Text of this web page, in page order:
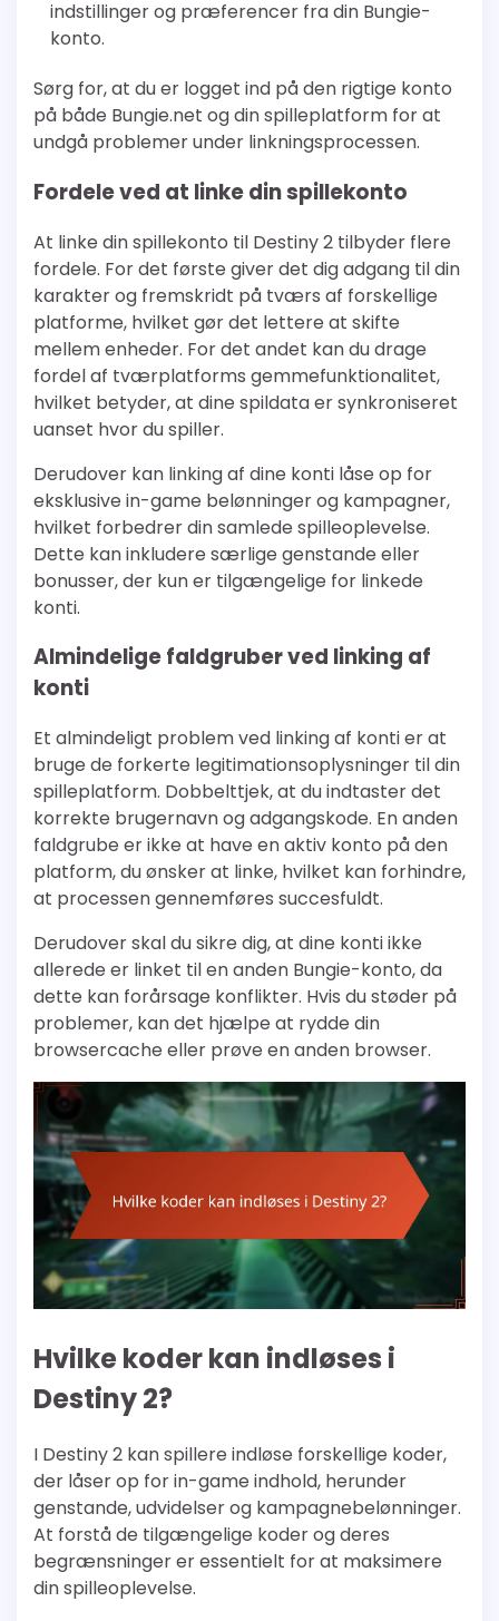
indstillinger og præferencer fra din Bungie-
konto.
Sørg for, at du er logget ind på den rigtige konto
på både Bungie.net og din spilleplatform for at
undgå problemer under linkningsprocessen.
Fordele ved at linke din spillekonto
At linke din spillekonto til Destiny 2 tilbyder flere
fordele. For det første giver det dig adgang til din
karakter og fremskridt på tværs af forskellige
platforme, hvilket gør det lettere at skifte
mellem enheder. For det andet kan du drage
fordel af tværplatforms gemmefunktionalitet,
hvilket betyder, at dine spildata er synkroniseret
uanset hvor du spiller.
Derudover kan linking af dine konti låse op for
eksklusive in-game belønninger og kampagner,
hvilket forbedrer din samlede spilleoplevelse.
Dette kan inkludere særlige genstande eller
bonusser, der kun er tilgængelige for linkede
konti.
Almindelige faldgruber ved linking af
konti
Et almindeligt problem ved linking af konti er at
bruge de forkerte legitimationsoplysninger til din
spilleplatform. Dobbelttjek, at du indtaster det
korrekte brugernavn og adgangskode. En anden
faldgrube er ikke at have en aktiv konto på den
platform, du ønsker at linke, hvilket kan forhindre,
at processen gennemføres succesfuldt.
Derudover skal du sikre dig, at dine konti ikke
allerede er linket til en anden Bungie-konto, da
dette kan forårsage konflikter. Hvis du støder på
problemer, kan det hjælpe at rydde din
browsercache eller prøve en anden browser.
Hvilke koder kan indløses i
Destiny 2?
I Destiny 2 kan spillere indløse forskellige koder,
der låser op for in-game indhold, herunder
genstande, udvidelser og kampagnebelønninger.
At forstå de tilgængelige koder og deres
begrænsninger er essentielt for at maksimere
din spilleoplevelse.